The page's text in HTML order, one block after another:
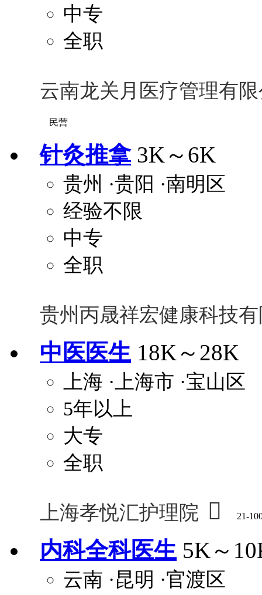
中专
全职
云南龙关月医疗管理有
民营
针灸推拿 3K～6K
贵州 ·贵阳 ·南明区
经验不限
中专
全职
贵州丙晟祥宏健康科技
中医医生 18K～28K
上海 ·上海市 ·宝山区
5年以上
大专
全职
上海孝悦汇护理院  21-
内科全科医生 5K～
云南 ·昆明 ·官渡区